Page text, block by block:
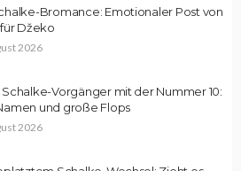
Bromance: Emotionaler Post von
Džeko
2026
Vorgänger mit der Nummer 10:
und große Flops
2026